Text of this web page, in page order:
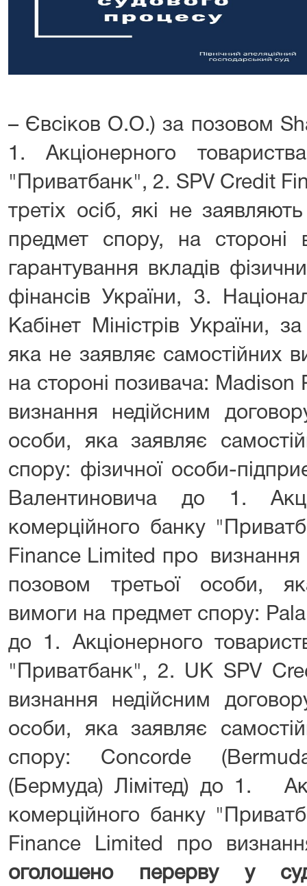
– Євсіков О.О.) за позовом
1. Акціонерного
"Приватбанк", 2. SPV Credit
третіх осіб, які не
предмет спору, на стороні
гарантування вкладів
фінансів України, 3.
Кабінет Міністрів України,
яка не заявляє самостійних
на стороні позивача:
визнання недійсним
особи, яка заявляє
спору: фізичної особи-
Валентиновича до 1.
комерційного банку
Finance Limited про визнання
позовом третьої особи,
вимоги на предмет спору:
до 1. Акціонерного
"Приватбанк", 2. UK SPV
визнання недійсним
особи, яка заявляє
спору: Concorde
(Бермуда) Лімітед) до 1.
комерційного банку
Finance Limited про
оголошено перерву у